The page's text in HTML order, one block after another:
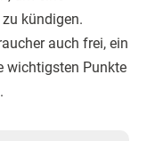
zu kündigen.
auch frei, ein
wichtigsten Punkte